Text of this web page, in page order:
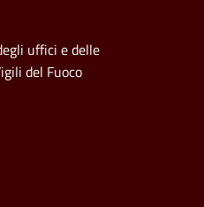
uffici e delle
del Fuoco